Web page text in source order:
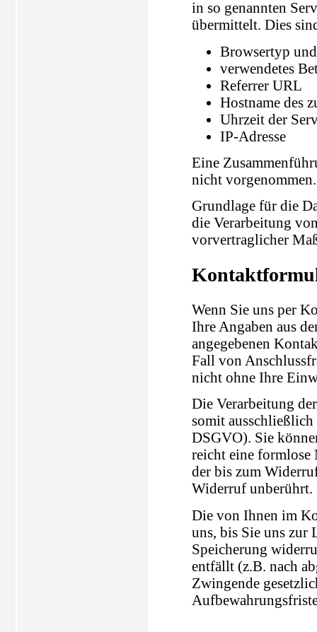
in so genannten
übermittelt. Dies
Browsertyp
verwendetes
Referrer URL
Hostname des
Uhrzeit der
IP-Adresse
Eine
nicht vorgenommen.
Grundlage für die
die Verarbeitung
vorvertraglicher
Wenn Sie uns per
Ihre Angaben aus
angegebenen
Fall von
nicht ohne Ihre
Die Verarbeitung
somit
DSGVO). Sie
reicht eine
der bis zum
Widerruf unberührt.
Die von Ihnen im
uns, bis Sie uns
Speicherung
entfällt (z.B. nach
Zwingende